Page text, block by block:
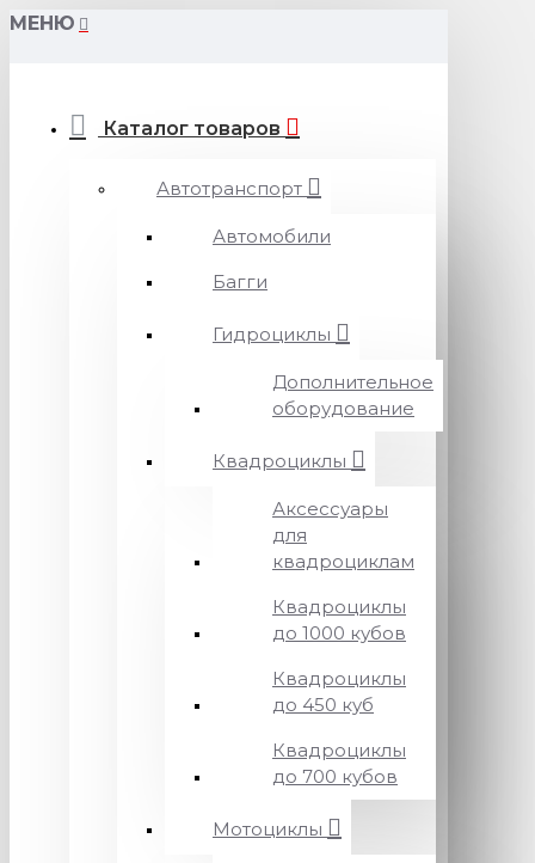
МЕНЮ
Каталог товаров
Автотранспорт
Автомобили
Багги
Гидроциклы
Дополнительное
оборудование
Квадроциклы
Аксессуары
для
квадроциклам
Квадроциклы
до 1000 кубов
Квадроциклы
до 450 куб
Квадроциклы
до 700 кубов
Мотоциклы